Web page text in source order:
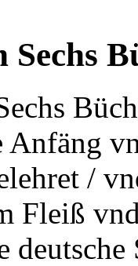
Sechs
Anfäng
/
Fleiß